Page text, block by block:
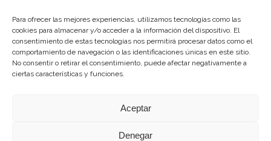
Para ofrecer las mejores experiencias, utilizamos tecnologías como las
cookies para almacenar y/o acceder a la información del dispositivo. El
consentimiento de estas tecnologías nos permitirá procesar datos como el
comportamiento de navegación o las identificaciones únicas en este sitio.
No consentir o retirar el consentimiento, puede afectar negativamente a
ciertas características y funciones.
Aceptar
Denegar
La gestión de la DOP Lanzarote realizada por este Consejo Regulador es financiada,
con fondos provenientes del presupuesto de gastos del Instituto Canario de
Calidad Agroalimentaria